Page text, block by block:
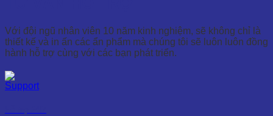
Với đội ngũ nhân viên 10 năm kinh nghiệm, sẽ không chỉ là
thiết kế và in ấn các ẩn phẩm mà chúng tôi sẽ luôn luôn đồng
hành hỗ trợ cùng với các bạn phát triển.